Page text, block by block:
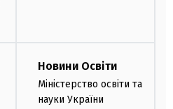
Новини Освіти
Міністерство освіти та
науки України